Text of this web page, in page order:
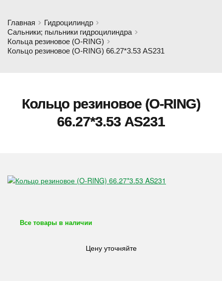
Главная
Гидроцилиндр
Сальники; пыльники гидроцилиндра
Кольца резиновое (O-RING)
Кольцо резиновое (O-RING) 66.27*3.53 AS231
Кольцо резиновое (O-RING)
66.27*3.53 AS231
Все товары в наличии
Цену уточняйте